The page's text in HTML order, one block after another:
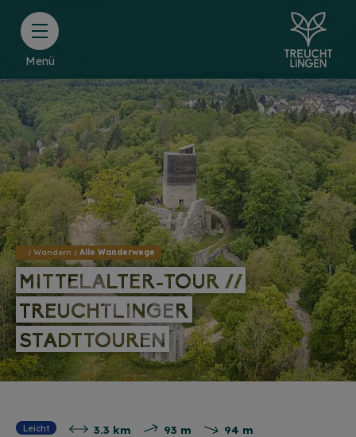
Menü
.. Wandern Alle Wanderwege
MITTELALTER-TOUR //
TREUCHTLINGER
STADTTOUREN
MITTELALTER-TOUR //
TREUCHTLINGER
STADTTOUREN
Leicht 3.3 km 93 m
94 m